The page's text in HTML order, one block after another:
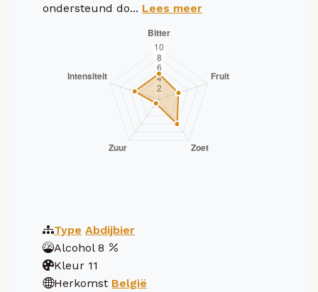
ondersteund do... Lees meer
Type Abdijbier
Alcohol 8
Kleur 11
Herkomst België